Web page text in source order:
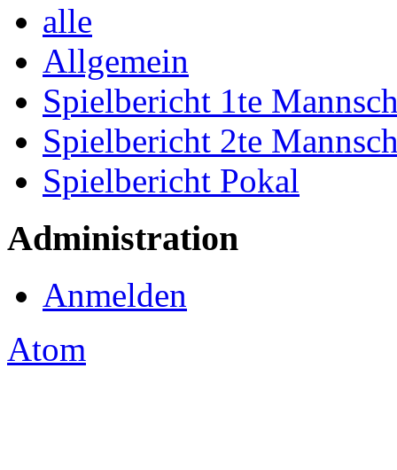
alle
Allgemein
Spielbericht 1te
Spielbericht 2te
Spielbericht Pokal
Administration
Anmelden
Atom